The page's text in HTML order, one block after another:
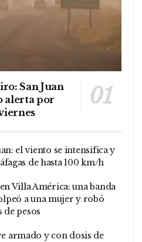
San Juan
alerta por
el viento se intensifica y
de hasta 100 km/h
Villa América: una banda
a una mujer y robó
de pesos
armado y con dosis de